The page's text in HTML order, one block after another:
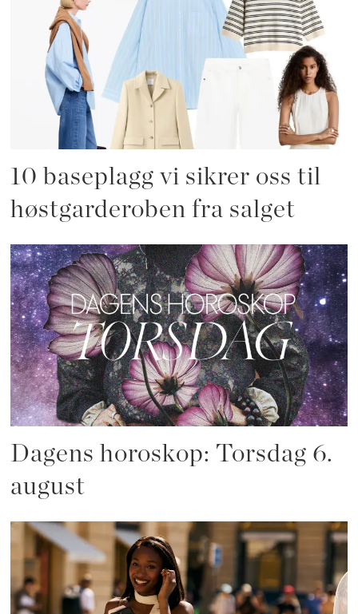
10 baseplagg vi sikrer oss til
høstgarderoben fra salget
Dagens horoskop: Torsdag 6.
august